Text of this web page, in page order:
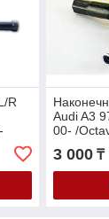
R
Audi A3
00- /
/
97-/Boro/
3 000₸